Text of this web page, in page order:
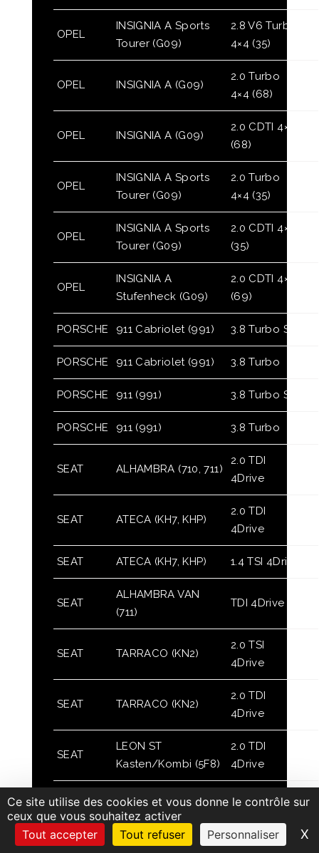
Ce site utilise des cookies et vous donne le contrôle sur
ceux que vous souhaitez activer
Tout accepter
Tout refuser Personnaliser X
OPEL
INSIGNIA A Sports
Tourer (G09)
2.8 V6 Turbo
4×4 (35)
OPEL INSIGNIA A (G09)
2.0 Turbo
4×4 (68)
OPEL INSIGNIA A (G09)
2.0 CDTI 4×4
(68)
OPEL
INSIGNIA A Sports
Tourer (G09)
2.0 Turbo
4×4 (35)
OPEL
INSIGNIA A Sports
Tourer (G09)
2.0 CDTI 4×4
(35)
OPEL
INSIGNIA A
Stufenheck (G09)
2.0 CDTI 4×4
(69)
PORSCHE 911 Cabriolet (991) 3.8 Turbo S
PORSCHE 911 Cabriolet (991) 3.8 Turbo
PORSCHE 911 (991) 3.8 Turbo S
PORSCHE 911 (991) 3.8 Turbo
SEAT ALHAMBRA (710, 711)
2.0 TDI
4Drive
SEAT ATECA (KH7, KHP)
2.0 TDI
4Drive
SEAT ATECA (KH7, KHP) 1.4 TSI 4Drive
SEAT
ALHAMBRA VAN
(711)
TDI 4Drive
SEAT TARRACO (KN2)
2.0 TSI
4Drive
SEAT TARRACO (KN2)
2.0 TDI
4Drive
SEAT
LEON ST
Kasten/Kombi (5F8)
2.0 TDI
4Drive
SEAT TARRACO (KN2)
2.0 TFSI
LEON ST 2.0 Cupra